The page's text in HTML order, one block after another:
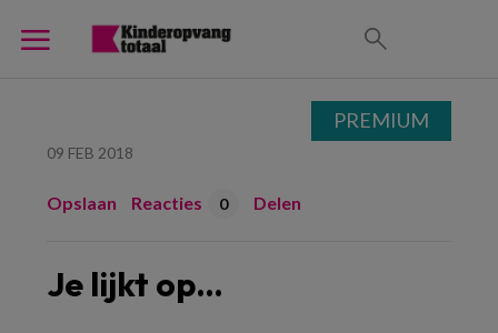
09 FEB 2018
Opslaan Reacties 0 Delen
Je lijkt op…
PREMIUM